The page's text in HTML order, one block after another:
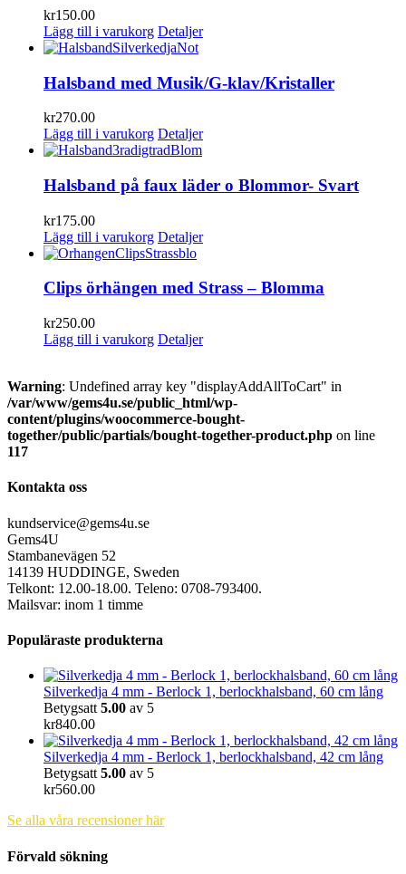
kr150.00
Lägg till i varukorg Detaljer
Halsband med Musik/G-klav/Kristaller
kr270.00
Lägg till i varukorg Detaljer
Halsband på faux läder o Blommor- Svart
kr175.00
Lägg till i varukorg Detaljer
Clips örhängen med Strass – Blomma
kr250.00
Lägg till i varukorg Detaljer
Warning: Undefined array key "displayAddAllToCart" in
/var/www/gems4u.se/public_html/wp-
content/plugins/woocommerce-bought-
together/public/partials/bought-together-product.php on line
117
Kontakta oss
kundservice@gems4u.se
Gems4U
Stambanevägen 52
14139 HUDDINGE, Sweden
Telkont: 12.00-18.00. Teleno: 0708-793400.
Mailsvar: inom 1 timme
Populäraste produkterna
Silverkedja 4 mm - Berlock 1, berlockhalsband, 60 cm lång
Betygsatt 5.00 av 5
kr840.00
Silverkedja 4 mm - Berlock 1, berlockhalsband, 42 cm lång
Betygsatt 5.00 av 5
kr560.00
Se alla våra recensioner här
Förvald sökning